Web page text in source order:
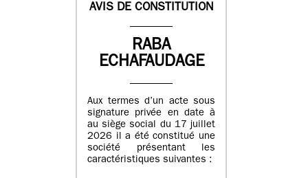
AVIS DE CONSTITUTION
RABA
ECHAFAUDAGE
Aux termes d’un acte sous
signature privée en date à
au siège social du 17 juillet
2026 il a été constitué une
société présentant les
caractéristiques suivantes :